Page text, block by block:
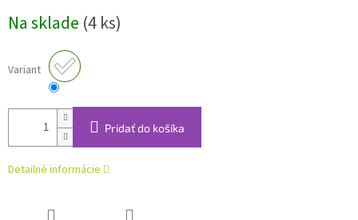
cena:
Na sklade (4 ks)
Variant
Pridať do košíka
Detailné informácie